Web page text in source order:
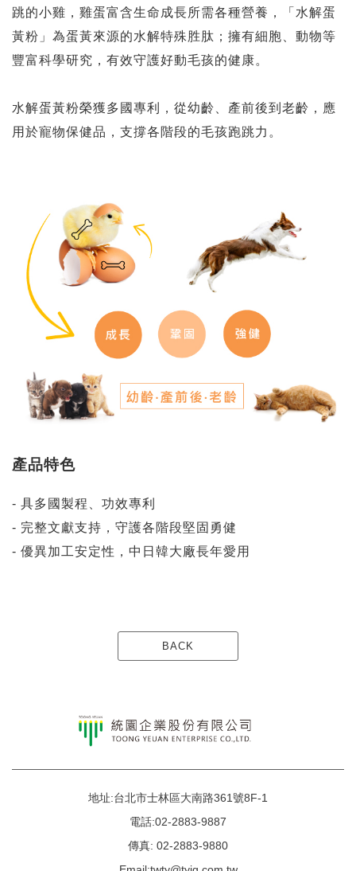
跳的小雞，雞蛋富含生命成長所需各種營養，「水解蛋
黃粉」為蛋黃來源的水解特殊胜肽；擁有細胞、動物等
豐富科學研究，有效守護好動毛孩的健康。
水解蛋黃粉榮獲多國專利，從幼齡、產前後到老齡，應
用於寵物保健品，支撐各階段的毛孩跑跳力。
產品特色
- 具多國製程、功效專利
- 完整文獻支持，守護各階段堅固勇健
- 優異加工安定性，中日韓大廠長年愛用
BACK
地址:台北市士林區大南路361號8F-1
電話:02-2883-9887
傳真: 02-2883-9880